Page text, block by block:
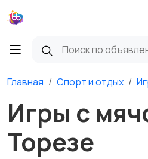
Главная Спорт и отдых
Игры с
Торезе